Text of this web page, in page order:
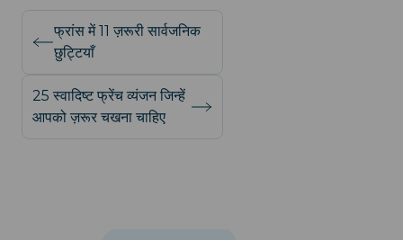
फ्रांस में 11 ज़रूरी सार्वजनिक
छुट्टियाँ
25 स्वादिष्ट फ्रेंच व्यंजन जिन्हें
आपको ज़रूर चखना चाहिए